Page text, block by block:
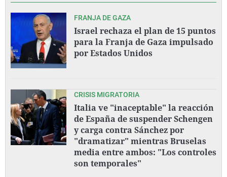
FRANJA DE GAZA
Israel rechaza el plan de 15 puntos
para la Franja de Gaza impulsado
por Estados Unidos
CRISIS MIGRATORIA
Italia ve "inaceptable" la reacción
de España de suspender Schengen
y carga contra Sánchez por
"dramatizar" mientras Bruselas
media entre ambos: "Los controles
son temporales"